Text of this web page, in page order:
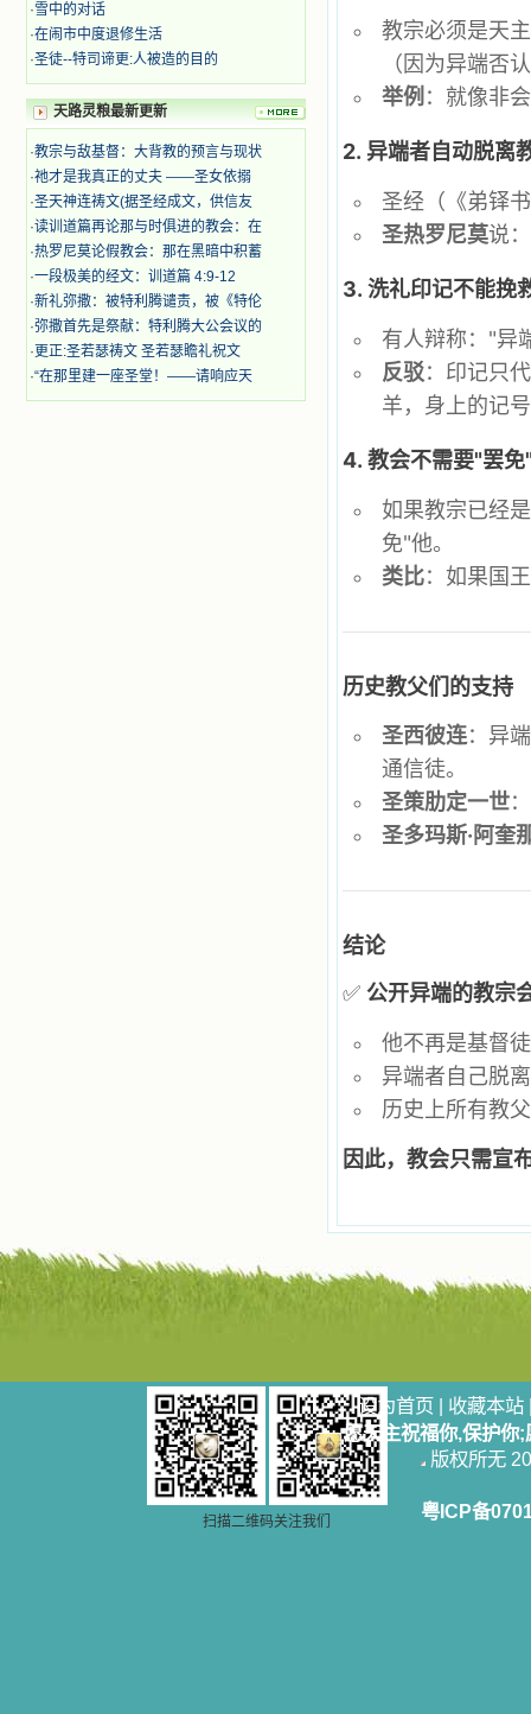
我可能到死还不认识他们呢！ 我
的心灵从主给我的这些圣人的言行中
选取了最美的色彩；当他们的一生在
奋啊！当我读到他们为主而受人逼
迫、凌辱，为将福音广传而被人追杀
着，为自已的同胞带给他们的苦难而
哀号。我一遍遍地重读那一行行被我
的斑斑泪痕弄得模糊不清的字句，那
些被主的爱火所燃烧而离开家乡来到
中国的传教士，我多么爱你们啊！我
心中流淌着多少感激的泪水。 他
他们感到能为主受一点苦是多么喜乐
的事。他们受苦时仍在唱着感谢的
歌，因他们无法不称颂主，因主使他
们的心灵洋溢了快乐；他们激发了我
得无量恩宠。这些书引我向往那超性
的境界，向往那浑然忘我的境界，从
此无益的书一概不看了。我一遍遍地
重温这些我喜欢的书籍，一遍又一遍
心里多么渴望能像他们那样爱主。
我因此而认识了许许多多圣人，
这些圣人中有许多也曾是罪人，使我
也能向他们敞开心门。我一会儿求这
个圣人为我转祷，一会儿求那个圣人
为我祈求圣宠，这些圣人使我的生活
变得丰富多彩。我想，既然他们真心
爱天主，那么他们也会真心爱我。现
·雪中的对话
·在闹市中度退修生活
·圣徒--特司谛更:人被造的目的
天路灵粮最新更新
·教宗与敌基督：大背教的预言与现状
·祂才是我真正的丈夫 ——圣女依搦
·圣天神连祷文(据圣经成文，供信友
·读训道篇再论那与时俱进的教会：在
·热罗尼莫论假教会：那在黑暗中积蓄
·一段极美的经文：训道篇 4:9-12
·新礼弥撒：被特利腾谴责，被《特伦
·弥撒首先是祭献：特利腾大公会议的
·更正:圣若瑟祷文 圣若瑟瞻礼祝文
·“在那里建一座圣堂！——请响应天
教宗必须是天
（因为异端否
举例 ：就像非
2. 异端者自动脱离
圣经（《弟铎
圣热罗尼莫说
3. 洗礼印记不能挽
有人辩称："异
反驳：印记只
羊，身上的记
4. 教会不需要"罢
如果教宗已经
免"他。
类比：如果国
历史教父们的支持
圣西彼连：异
通信徒。
圣策肋定一世
圣多玛斯·阿奎
结论
✅ 公开异端的教宗
他不再是基督
异端者自己脱
历史上所有教
因此，教会只需宣
扫描二维码关注我们
设为首页 | 收藏本站
愿天主祝福你,保护你
版权所无
粤ICP备